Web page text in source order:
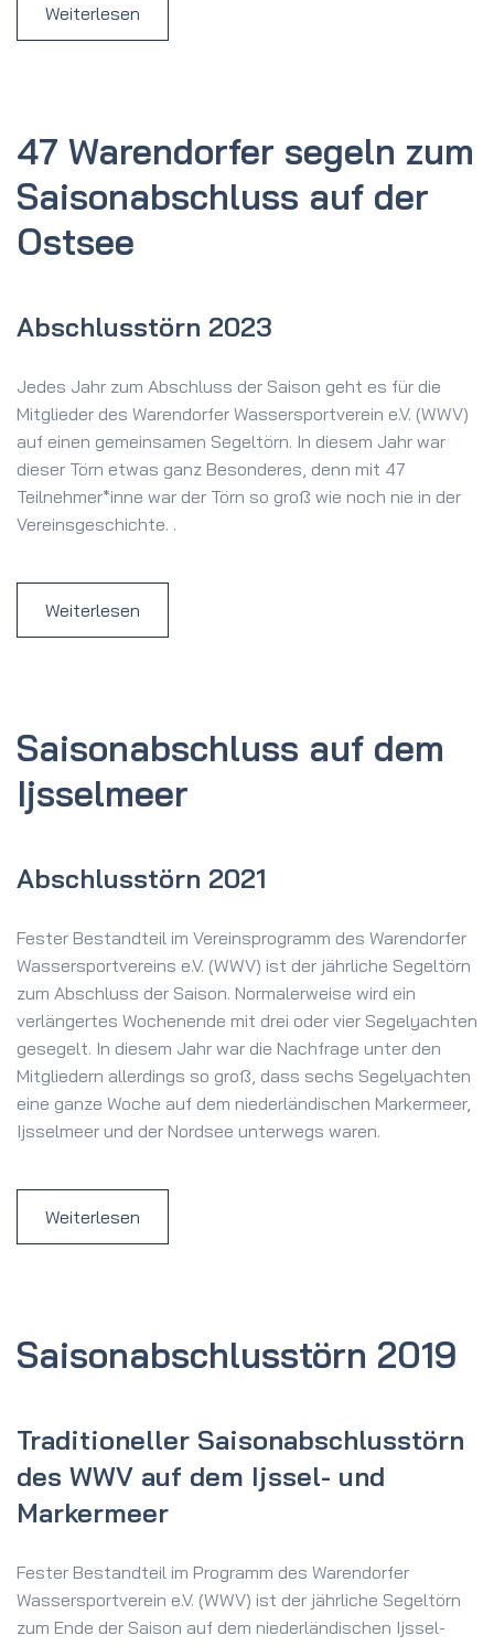
Weiterlesen
47 Warendorfer segeln zum
Saison­abschluss auf der
Ostsee
Abschlusstörn 2023
Jedes Jahr zum Abschluss der Saison geht es für die
Mitglieder des Warendorfer Wassersportverein e.V. (WWV)
auf einen gemeinsamen Segeltörn. In diesem Jahr war
dieser Törn etwas ganz Besonderes, denn mit 47
Teilnehmer*inne war der Törn so groß wie noch nie in der
Vereinsgeschichte. .
Weiterlesen
Saison­abschluss auf dem
Ijsselmeer
Abschlusstörn 2021
Fester Bestandteil im Vereinsprogramm des Warendorfer
Wassersportvereins e.V. (WWV) ist der jährliche Segeltörn
zum Abschluss der Saison. Normalerweise wird ein
verlängertes Wochenende mit drei oder vier Segelyachten
gesegelt. In diesem Jahr war die Nachfrage unter den
Mitgliedern allerdings so groß, dass sechs Segelyachten
eine ganze Woche auf dem niederländischen Markermeer,
Ijsselmeer und der Nordsee unterwegs waren.
Weiterlesen
Saison­abschluss­törn 2019
Traditioneller Saisonabschlusstörn
des WWV auf dem Ijssel- und
Markermeer
Fester Bestandteil im Programm des Warendorfer
Wassersportverein e.V. (WWV) ist der jährliche Segeltörn
zum Ende der Saison auf dem niederländischen Ijssel-